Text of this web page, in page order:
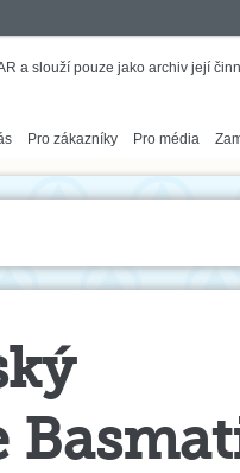
a slouží pouze jako archiv její
Pro zákazníky Pro média